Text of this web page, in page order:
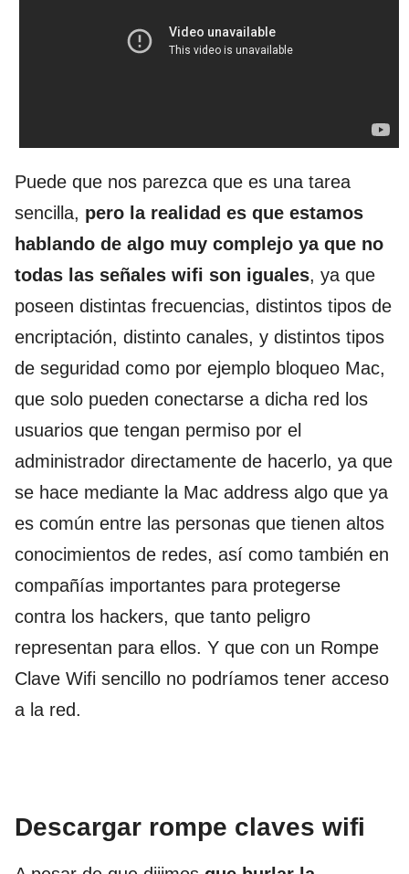
Puede que nos parezca que es una tarea
sencilla, pero la realidad es que estamos
hablando de algo muy complejo ya que no
todas las señales wifi son iguales, ya que
poseen distintas frecuencias, distintos tipos de
encriptación, distinto canales, y distintos tipos
de seguridad como por ejemplo bloqueo Mac,
que solo pueden conectarse a dicha red los
usuarios que tengan permiso por el
administrador directamente de hacerlo, ya que
se hace mediante la Mac address algo que ya
es común entre las personas que tienen altos
conocimientos de redes, así como también en
compañías importantes para protegerse
contra los hackers, que tanto peligro
representan para ellos. Y que con un Rompe
Clave Wifi sencillo no podríamos tener acceso
a la red.
Descargar rompe claves wifi